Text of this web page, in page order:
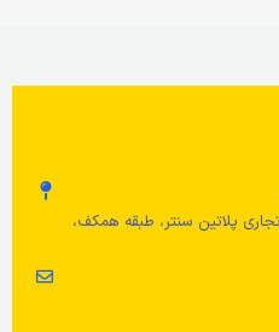
پلاتین سنتر، طبقه همکف،